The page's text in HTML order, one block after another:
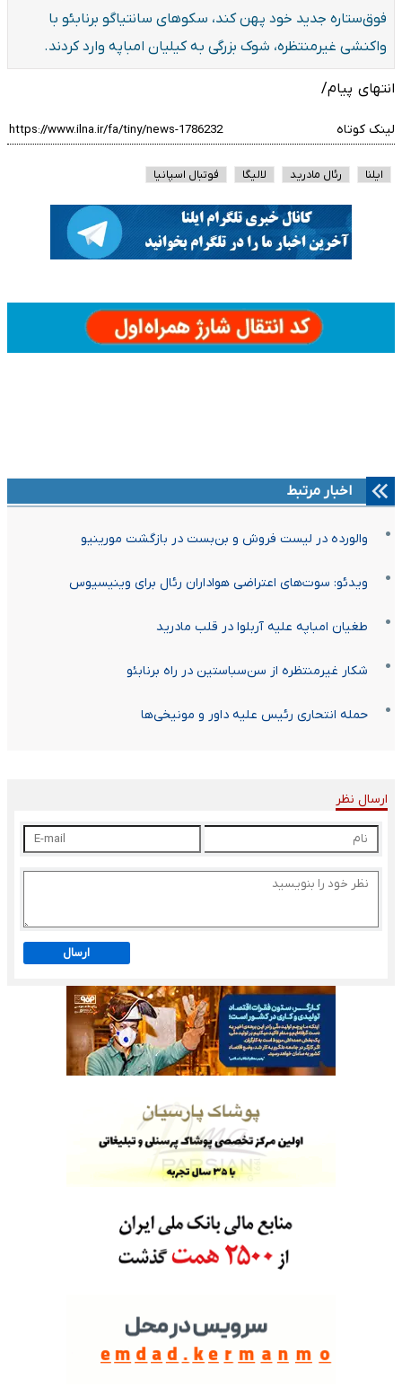
فوق‌ستاره جدید خود پهن کند، سکوهای سانتیاگو برنابئو با
واکنشی غیرمنتظره، شوک بزرگی به کیلیان امباپه وارد کردند.
انتهای پیام/
لینک کوتاه
ایلنا رئال مادرید لالیگا فوتبال اسپانیا
اخبار مرتبط
والورده در لیست فروش و بن‌بست در بازگشت مورینیو
ویدئو: سوت‌های اعتراضی هواداران رئال برای وینیسیوس
طغیان امباپه علیه آربلوا در قلب مادرید
شکار غیرمنتظره از سن‌سباستین در راه برنابئو
حمله انتحاری رئیس علیه داور و مونیخی‌ها
ارسال نظر
ارسال